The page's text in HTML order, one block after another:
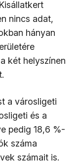
nincs adat,
hányan
két helyszínen
a városligeti
és a
pedig 18,6 %-
száma
számait is.